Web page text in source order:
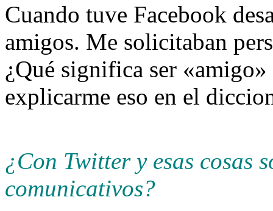
Cuando tuve Facebook
amigos. Me solicitaban
¿Qué significa ser
explicarme eso en el
¿Con Twitter y esas cosas
comunicativos?